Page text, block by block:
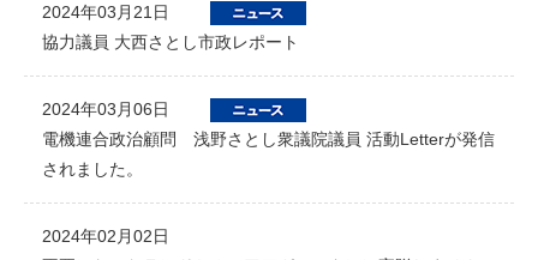
2024年03月21日
協力議員 大西さとし市政レポート
2024年03月06日
電機連合政治顧問 浅野さとし衆議院議員 活動Letterが発信
されました。
2024年02月02日